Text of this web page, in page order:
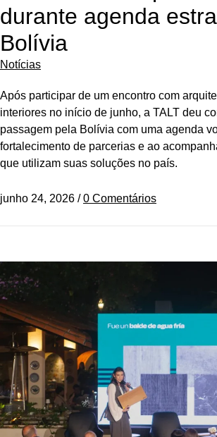
durante agenda
Bolívia
Notícias
Após participar de um encontro com
interiores no início de junho, a TALT deu
passagem pela Bolívia com uma agenda
fortalecimento de parcerias e ao
que utilizam suas soluções no país.
junho 24, 2026 / 0 Comentários